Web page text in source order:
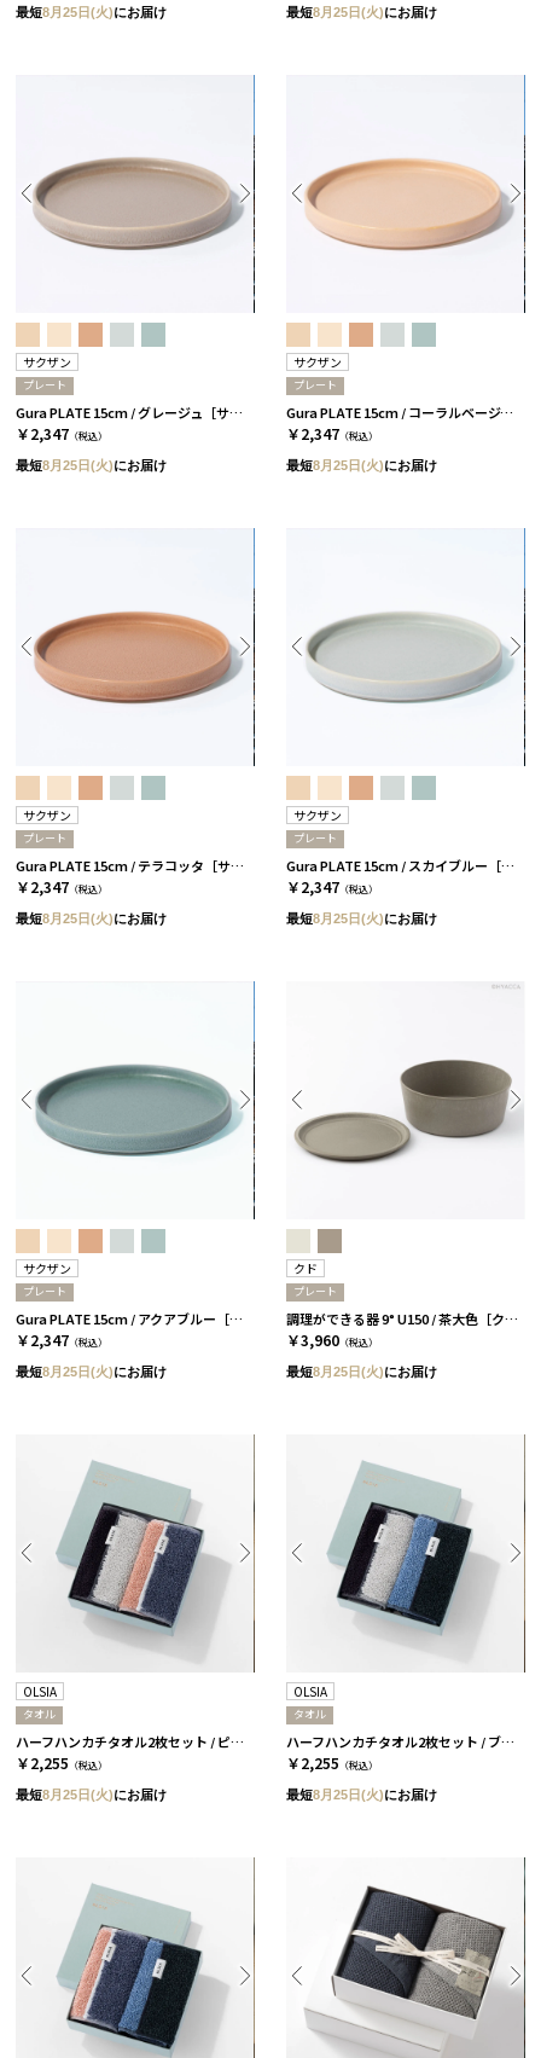
最短8月25日(火)にお届け 最短8月25日(火)にお届け
サクザン
プレート
Gura PLATE 15cm / グレージュ［サクザン］
￥2,347 （税込）
最短8月25日(火)にお届け
サクザン
プレート
Gura PLATE 15cm / コーラルベージュ［サクザン］
￥2,347 （税込）
最短8月25日(火)にお届け
サクザン
プレート
Gura PLATE 15cm / テラコッタ［サクザン］
￥2,347 （税込）
最短8月25日(火)にお届け
サクザン
プレート
Gura PLATE 15cm / スカイブルー［サクザン］
￥2,347 （税込）
最短8月25日(火)にお届け
サクザン
プレート
Gura PLATE 15cm / アクアブルー［サクザン］
￥2,347 （税込）
最短8月25日(火)にお届け
クド
プレート
調理ができる器 9° U150 / 茶大色［クド］
￥3,960 （税込）
最短8月25日(火)にお届け
OLSIA
タオル
ハーフハンカチタオル2枚セット / ピンク＆ブラック［オルシア］
￥2,255 （税込）
最短8月25日(火)にお届け
OLSIA
タオル
ハーフハンカチタオル2枚セット / ブルー＆ブラック［オルシア］
￥2,255 （税込）
最短8月25日(火)にお届け